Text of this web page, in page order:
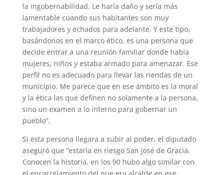
la ingobernabilidad. Le haría daño y sería más
lamentable cuando sus habitantes son muy
trabajadores y echados para adelante. Y este tipo,
basándonos en el marco ético, es una persona que
decide entrar a una reunión familiar donde había
mujeres, niños y estaba armado para amenazar. Ese
perfil no es adecuado para llevar las riendas de un
municipio. Me parece que en ese ámbito es la moral
y la ética las que definen no solamente a la persona,
sino un examen a lo interno para gobernar un
pueblo”.
Si esta persona llegara a subir al poder, el diputado
aseguró que “estaría en riesgo San José de Gracia.
Conocen la historia, en los 90 hubo algo similar con